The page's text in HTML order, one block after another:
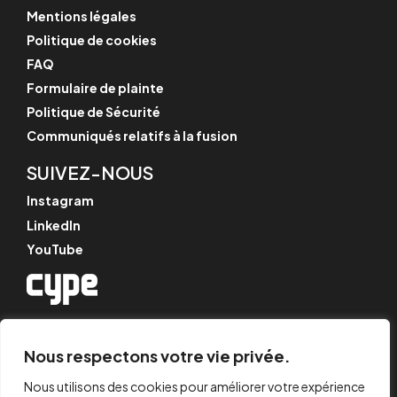
Nous respectons votre vie privée.
Nous utilisons des cookies pour améliorer votre expérience
Mentions légales
Politique de cookies
FAQ
Formulaire de plainte
Politique de Sécurité
Communiqués relatifs à la fusion
SUIVEZ-NOUS
Instagram
LinkedIn
YouTube
03003 Alicante, Espagne